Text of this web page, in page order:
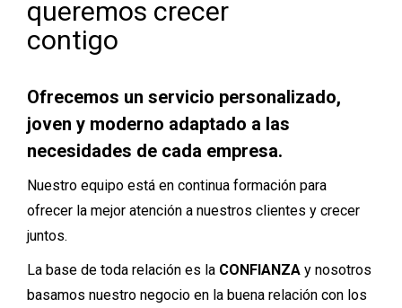
queremos crecer
contigo
Ofrecemos un servicio personalizado,
joven y moderno adaptado a las
necesidades de cada empresa.
Nuestro equipo está en continua formación para
ofrecer la mejor atención a nuestros clientes y crecer
juntos.
La base de toda relación es la CONFIANZA y nosotros
basamos nuestro negocio en la buena relación con los